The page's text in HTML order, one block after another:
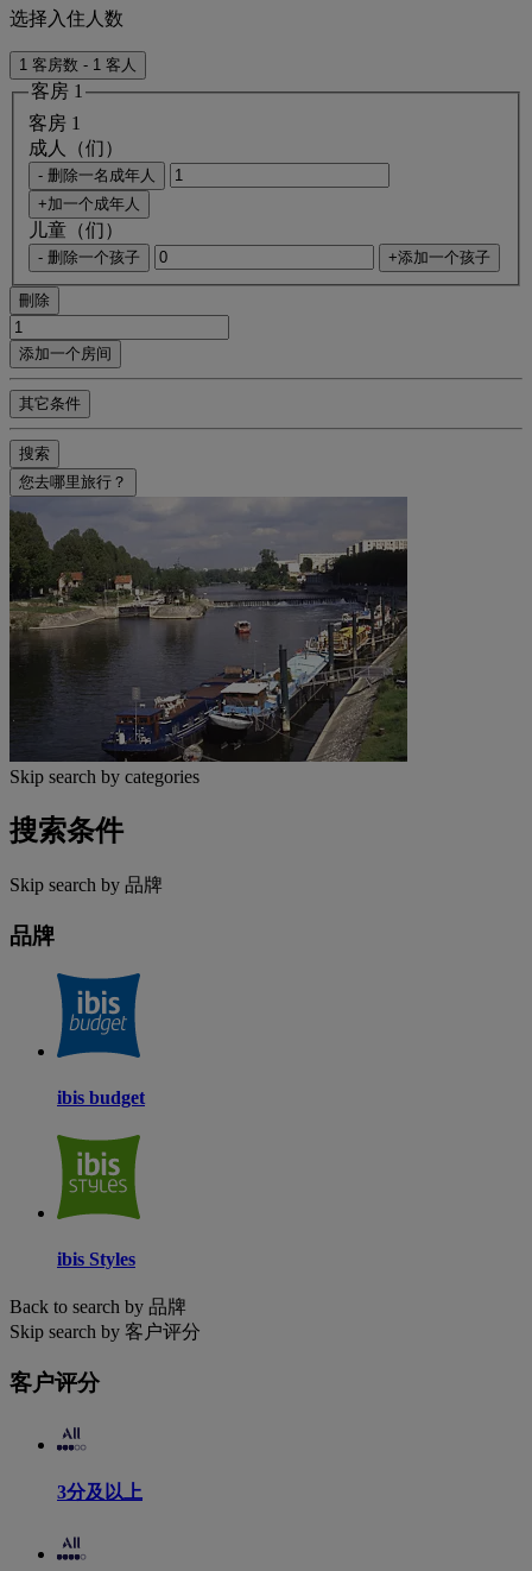
选择入住人数
1 客房数 - 1 客人
客房 1
客房 1
成人（们）
- 删除一名成年人
+加一个成年人
儿童（们）
- 删除一个孩子 +添加一个孩子
刪除
添加一个房间
其它条件
搜索
您去哪里旅行？
Skip search by categories
搜索条件
Skip search by 品牌
品牌
ibis budget
ibis Styles
Back to search by 品牌
Skip search by 客户评分
客户评分
3分及以上